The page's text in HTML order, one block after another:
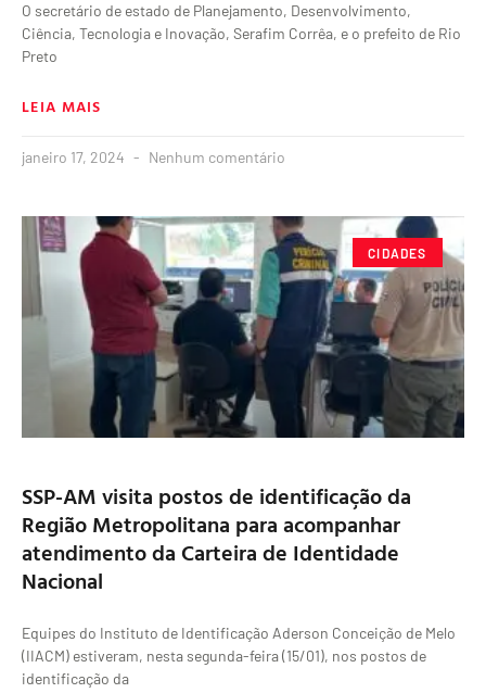
O secretário de estado de Planejamento, Desenvolvimento,
Ciência, Tecnologia e Inovação, Serafim Corrêa, e o prefeito de Rio
Preto
LEIA MAIS
janeiro 17, 2024 Nenhum comentário
CIDADES
SSP-AM visita postos de identificação da
Região Metropolitana para acompanhar
atendimento da Carteira de Identidade
Nacional
Equipes do Instituto de Identificação Aderson Conceição de Melo
(IIACM) estiveram, nesta segunda-feira (15/01), nos postos de
identificação da